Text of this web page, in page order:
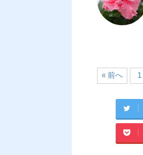
« 前へ 1